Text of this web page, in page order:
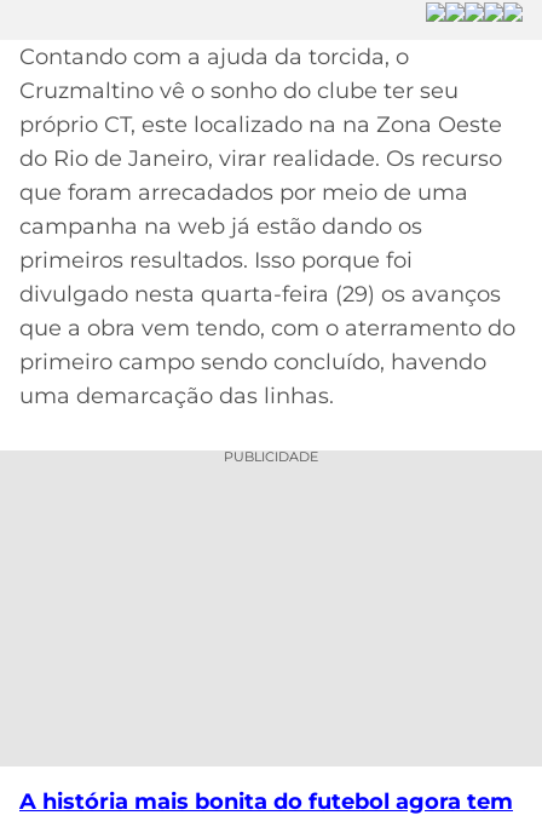
BETBOOM
CÓDIGO
DE
INDICAÇÃO
BET365
CÓDIGO
BETANO
MELHORES
APPS
DE
PALMEIRAS
CORINTHIANS
SÃO
PAULO
SANTOS
FLUMINENSE
MG
SÉRIE
LIBERTADORES
COPA
DO
BRASIL
PREMIER
LEAGUE
SUL-
ESPORTIVA
MERCADO
DA
BOLA
PALPITES
Contando com a ajuda da torcida, o
Cruzmaltino vê o sonho do clube ter seu
próprio CT, este localizado na na Zona Oeste
do Rio de Janeiro, virar realidade. Os recurso
que foram arrecadados por meio de uma
campanha na web já estão dando os
primeiros resultados. Isso porque foi
divulgado nesta quarta-feira (29) os avanços
que a obra vem tendo, com o aterramento do
primeiro campo sendo concluído, havendo
uma demarcação das linhas.
PUBLICIDADE
A história mais bonita do futebol agora tem